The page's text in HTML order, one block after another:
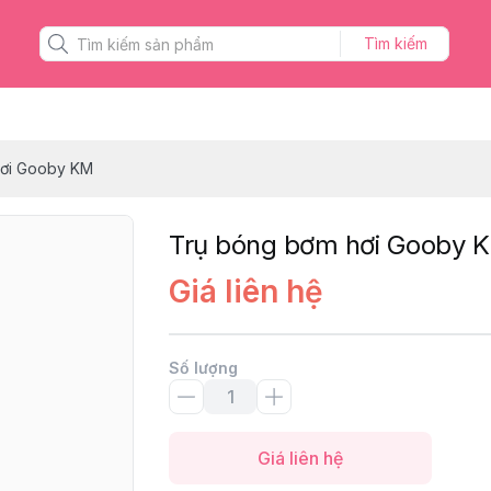
Tìm kiếm
Gooby KM
Trụ bóng bơm hơi Gooby
Giá liên hệ
Số lượng
Giá liên hệ